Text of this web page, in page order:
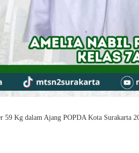
59 Kg dalam Ajang POPDA Kota Surakarta